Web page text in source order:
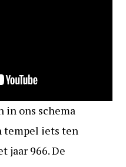
in ons schema
tempel iets ten
jaar 966. De